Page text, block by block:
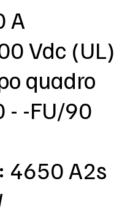
A
Vdc (UL)
quadro
- -FU/90
4650 A2s